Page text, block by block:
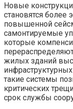
Новые
становятся
повышенной
самонтируемые
которые
жилых зданий
такие системы
критических
срок службы